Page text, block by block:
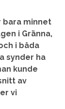
bara minnet
i Gränna,
i båda
synder ha
kunde
av
vi